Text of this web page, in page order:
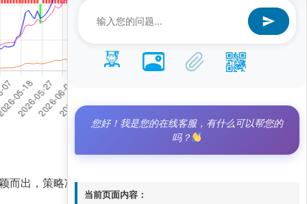
出，策略净值高达28.5，远超基准净值7.0，
您好！我是您的在线客服，有什么可以帮您的
吗？
当前页面内容：